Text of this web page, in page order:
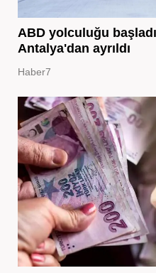
ABD yolculuğu
Antalya'dan ayrıldı
Haber7